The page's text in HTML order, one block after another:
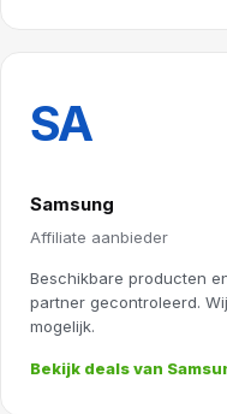
SA
Samsung
Affiliate aanbieder
Beschikbare producten
partner gecontroleerd.
mogelijk.
Bekijk deals van